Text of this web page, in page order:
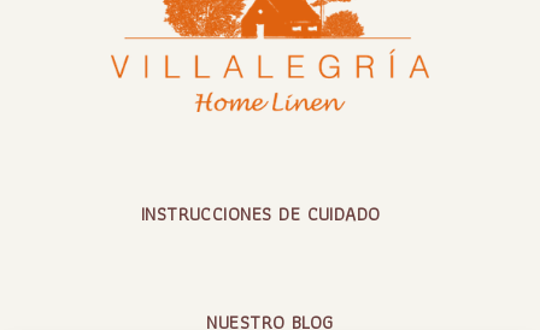
INSTRUCCIONES DE CUIDADO
NUESTRO BLOG